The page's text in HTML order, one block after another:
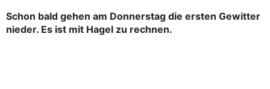
Schon bald gehen am Donnerstag die ersten Gewitter
nieder. Es ist mit Hagel zu rechnen.